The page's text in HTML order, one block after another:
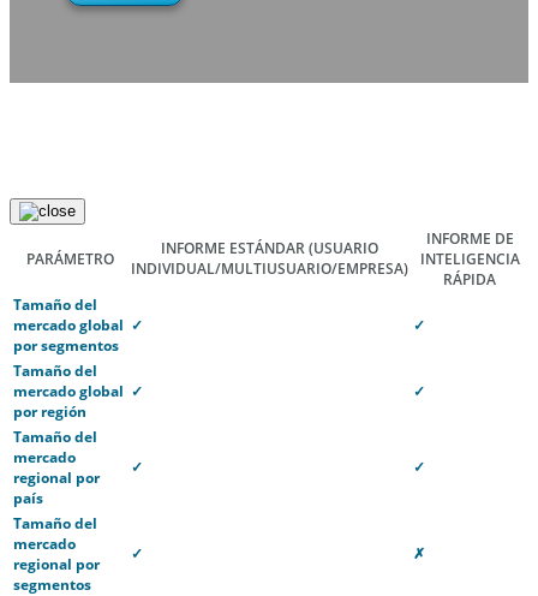
PARÁMETRO
INFORME ESTÁNDAR(USUARIO
INDIVIDUAL/MULTIUSUARIO/EMPRESA)
INFORME DE
INTELIGENCIA
RÁPIDA
Tamaño del
mercado global
por segmentos
✓ ✓
Tamaño del
mercado global
por región
✓ ✓
Tamaño del
mercado
regional por
país
✓ ✓
Tamaño del
mercado
regional por
segmentos
✓ ✗